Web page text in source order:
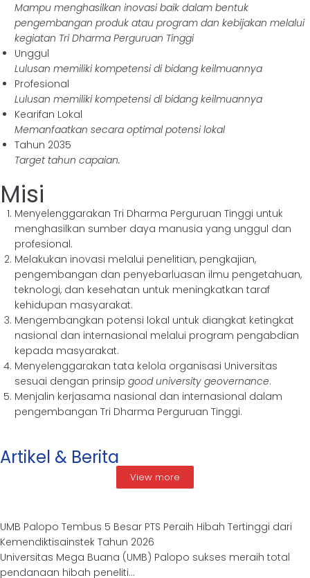
Mampu menghasilkan inovasi baik dalam bentuk
pengembangan produk atau program dan kebijakan melalui
kegiatan Tri Dharma Perguruan Tinggi
Unggul
Lulusan memiliki kompetensi di bidang keilmuannya
Profesional
Lulusan memiliki kompetensi di bidang keilmuannya
Kearifan Lokal
Memanfaatkan secara optimal potensi lokal
Tahun 2035
Target tahun capaian.
Misi
Menyelenggarakan Tri Dharma Perguruan Tinggi untuk
menghasilkan sumber daya manusia yang unggul dan
profesional.
Melakukan inovasi melalui penelitian, pengkajian,
pengembangan dan penyebarluasan ilmu pengetahuan,
teknologi, dan kesehatan untuk meningkatkan taraf
kehidupan masyarakat.
Mengembangkan potensi lokal untuk diangkat ketingkat
nasional dan internasional melalui program pengabdian
kepada masyarakat.
Menyelenggarakan tata kelola organisasi Universitas
sesuai dengan prinsip good university geovernance.
Menjalin kerjasama nasional dan internasional dalam
pengembangan Tri Dharma Perguruan Tinggi.
Artikel & Berita
View more
UMB Palopo Tembus 5 Besar PTS Peraih Hibah Tertinggi dari
Kemendiktisainstek Tahun 2026
Universitas Mega Buana (UMB) Palopo sukses meraih total
pendanaan hibah peneliti...